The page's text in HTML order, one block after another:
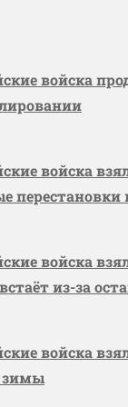
войска
войска
войска
из-за
войска
зимы